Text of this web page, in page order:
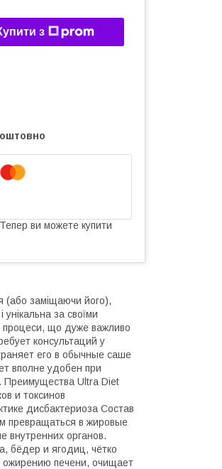
з
Тепер ви можете купити
(або заміщаючи його),
за своїми
процеси, що дуже важливо
консультаций у
его в обычные саше
вполне удобен при
Преимущества Ultra Diet
и токсинов
дисбактериоза Состав
превращаться в жировые
внутренних органов.
бёдер и ягодиц, чётко
ожирению печени, очищает